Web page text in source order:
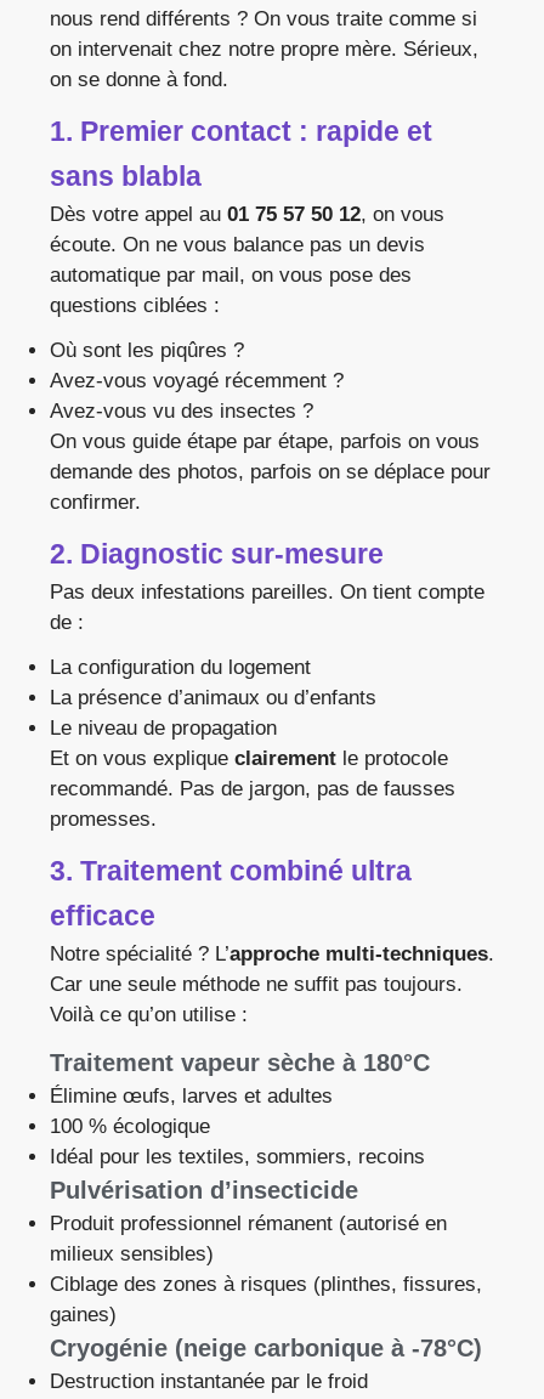
nous rend différents ? On vous traite comme si
on intervenait chez notre propre mère. Sérieux,
on se donne à fond.
1. Premier contact : rapide et
sans blabla
Dès votre appel au 01 75 57 50 12, on vous
écoute. On ne vous balance pas un devis
automatique par mail, on vous pose des
questions ciblées :
Où sont les piqûres ?
Avez-vous voyagé récemment ?
Avez-vous vu des insectes ?
On vous guide étape par étape, parfois on vous
demande des photos, parfois on se déplace pour
confirmer.
2. Diagnostic sur-mesure
Pas deux infestations pareilles. On tient compte
de :
La configuration du logement
La présence d’animaux ou d’enfants
Le niveau de propagation
Et on vous explique clairement le protocole
recommandé. Pas de jargon, pas de fausses
promesses.
3. Traitement combiné ultra
efficace
Notre spécialité ? L’approche multi-techniques.
Car une seule méthode ne suffit pas toujours.
Voilà ce qu’on utilise :
Traitement vapeur sèche à 180°C
Élimine œufs, larves et adultes
100 % écologique
Idéal pour les textiles, sommiers, recoins
Pulvérisation d’insecticide
Produit professionnel rémanent (autorisé en
milieux sensibles)
Ciblage des zones à risques (plinthes, fissures,
gaines)
Cryogénie (neige carbonique à -78°C)
Destruction instantanée par le froid